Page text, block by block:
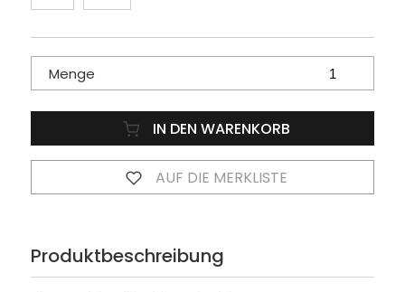
Menge
IN DEN WARENKORB
AUF DIE MERKLISTE
Produktbeschreibung